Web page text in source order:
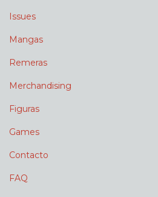
Issues
Mangas
Remeras
Merchandising
Figuras
Games
Contacto
FAQ